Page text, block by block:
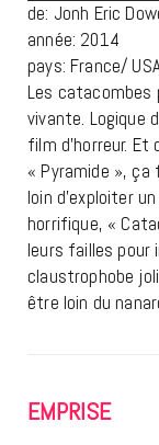
de: Jonh Eric
année: 2014
pays: France/
Les catacombes
vivante. Logique
film d’horreur.
« Pyramide »,
loin d’exploiter
horrifique, «
leurs failles pour
claustrophobe
être loin du
EMPRISE